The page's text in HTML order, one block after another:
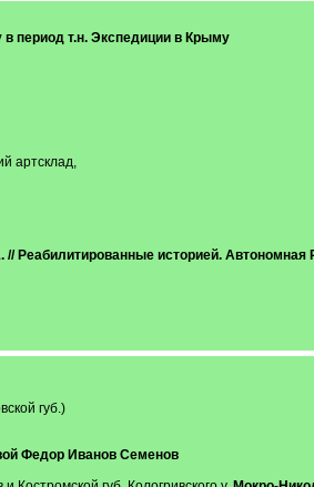
период т.н. Экспедиции в Крыму
артсклад,
Реабилитированные историей.
губ.)
Федор Иванов Семенов